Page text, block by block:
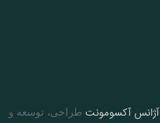
آژانس آکسومونت طراحی، توسعه و